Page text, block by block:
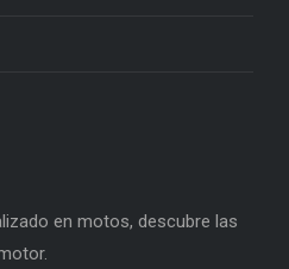
en motos, descubre las